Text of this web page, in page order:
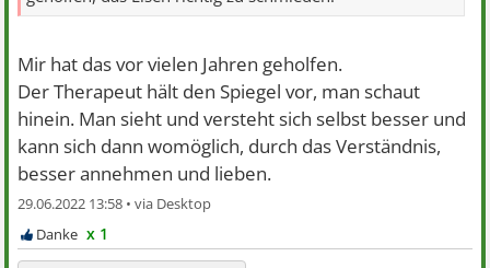
Mir hat das vor vielen Jahren geholfen.
Der Therapeut hält den Spiegel vor, man schaut
hinein. Man sieht und versteht sich selbst besser und
kann sich dann womöglich, durch das Verständnis,
besser annehmen und lieben.
29.06.2022 13:58 •
x 1